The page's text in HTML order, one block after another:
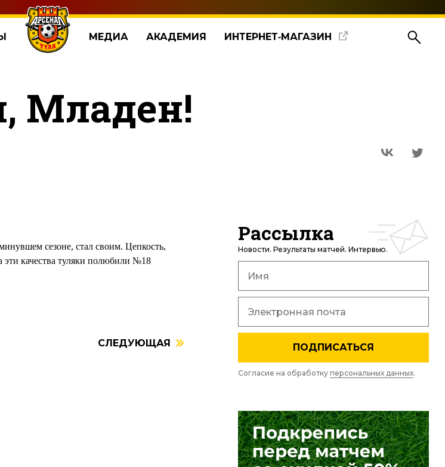
МЕДИА АКАДЕМИЯ ИНТЕРНЕТ‑МАГАЗИН
Младен!
сезоне, стал своим. Цепкость,
эти качества туляки полюбили №18
СЛЕДУЮЩАЯ
Рассылка
Новости. Результаты матчей. Интервью.
ПОДПИСАТЬСЯ
Согласие на обработку персональных данных.